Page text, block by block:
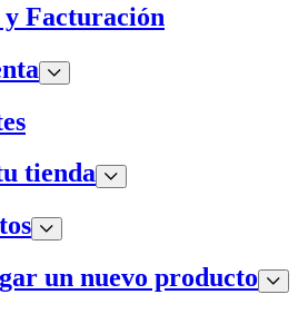
y Facturación
tienda
un nuevo producto